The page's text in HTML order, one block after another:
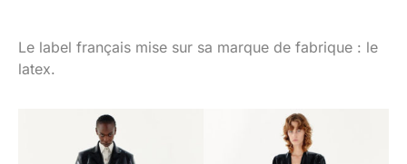
Le label français mise sur sa marque de fabrique : le
latex.